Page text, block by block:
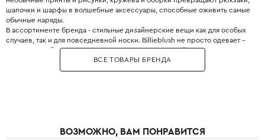
шапочки и шарфы в волшебные аксессуары, способные оживить самые
обычные наряды.
В ассортименте бренда - стильные дизайнерские вещи как для особых
случаев, так и для повседневной носки. Billieblush не просто одевает –
он дарит свободу двигаться, смеяться и расти в своём ритме.
ВСЕ ТОВАРЫ БРЕНДА
ВОЗМОЖНО, ВАМ ПОНРАВИТСЯ